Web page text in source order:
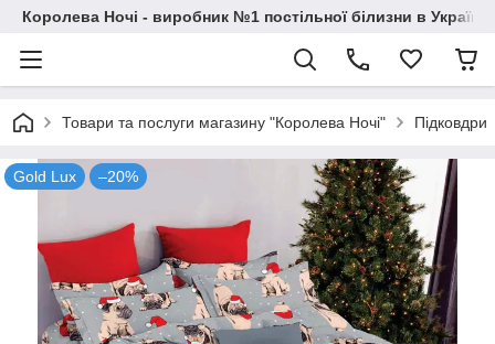
Королева Ночі - виробник №1 постільної білизни в Україні
Товари та послуги магазину "Королева Ночі" Підковдри
Gold Lux –20%